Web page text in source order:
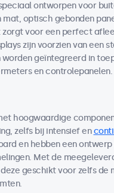
ontworpen voor
mat, optisch gebonden
zorgt voor een perfect
zijn voorzien van een
worden geïntegreerd in
en controlepanelen.
hoogwaardige
zelfs bij intensief en
en hebben een
Met de
geschikt voor zelfs de